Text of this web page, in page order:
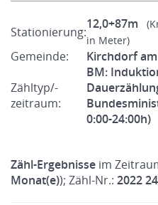
Stationierung:
12,0+87m
in Meter)
Gemeinde: Kirchdorf
Zähltyp/-
zeitraum:
BM:
0:00-24:00h)
Zähl-Ergebnisse im
Monat(e)); Zähl-Nr.: 2022